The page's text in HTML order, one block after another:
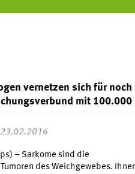
vernetzen sich für
mit 100.000
– Sarkome sind die
des Weichgewebes.